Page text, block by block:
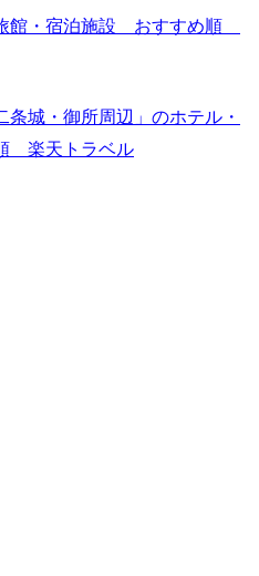
館・宿泊施設 おすすめ順
城・御所周辺」のホテル・
楽天トラベル